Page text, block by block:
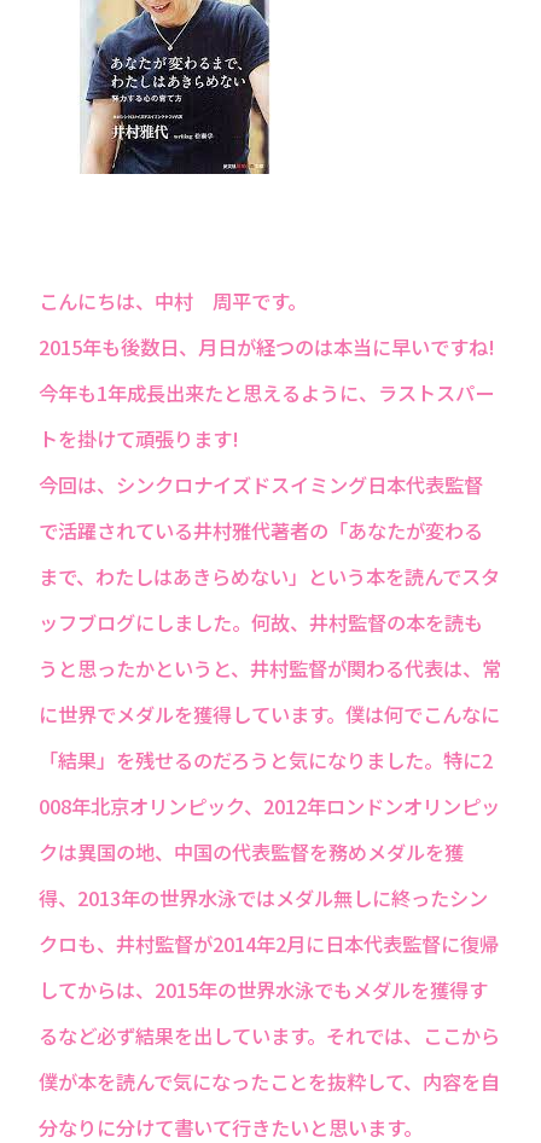
こんにちは、中村 周平です。
2015年も後数日、月日が経つのは本当に早いですね!
今年も1年成長出来たと思えるように、ラストスパー
トを掛けて頑張ります!
今回は、シンクロナイズドスイミング日本代表監督
で活躍されている井村雅代著者の「あなたが変わる
まで、わたしはあきらめない」という本を読んでスタ
ッフブログにしました。何故、井村監督の本を読も
うと思ったかというと、井村監督が関わる代表は、常
に世界でメダルを獲得しています。僕は何でこんなに
「結果」を残せるのだろうと気になりました。特に2
008年北京オリンピック、2012年ロンドンオリンピッ
クは異国の地、中国の代表監督を務めメダルを獲
得、2013年の世界水泳ではメダル無しに終ったシン
クロも、井村監督が2014年2月に日本代表監督に復帰
してからは、2015年の世界水泳でもメダルを獲得す
るなど必ず結果を出しています。それでは、ここから
僕が本を読んで気になったことを抜粋して、内容を自
分なりに分けて書いて行きたいと思います。